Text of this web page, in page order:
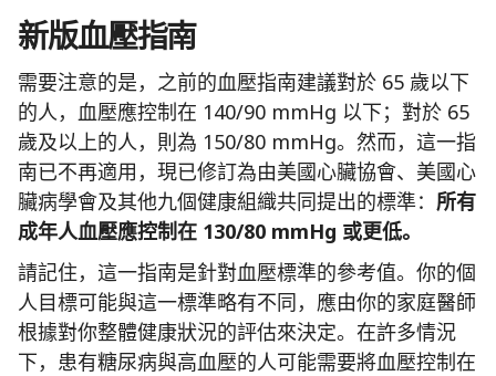
新版血壓指南
需要注意的是，之前的血壓指南建議對於 65 歲以下
的人，血壓應控制在 140/90 mmHg 以下；對於 65
歲及以上的人，則為 150/80 mmHg。然而，這一指
南已不再適用，現已修訂為由美國心臟協會、美國心
臟病學會及其他九個健康組織共同提出的標準： 所有
成年人血壓應控制在 130/80 mmHg 或更低。
請記住，這一指南是針對血壓標準的參考值。你的個
人目標可能與這一標準略有不同，應由你的家庭醫師
根據對你整體健康狀況的評估來決定。在許多情況
下，患有糖尿病與高血壓的人可能需要將血壓控制在